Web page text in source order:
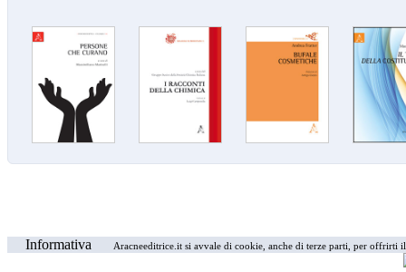
Informativa Aracneeditrice.it si avvale di cookie, anche di terze parti, per